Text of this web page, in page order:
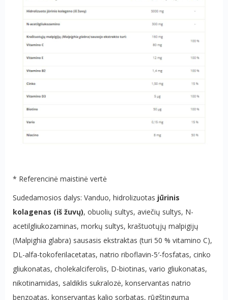
* Referencinė maistinė vertė
Sudedamosios dalys: Vanduo, hidrolizuotas jūrinis
kolagenas (iš žuvų), obuolių sultys, aviečių sultys, N-
acetilgliukozaminas, morkų sultys, kraštuotųjų malpigijų
(Malpighia glabra) sausasis ekstraktas (turi 50 % vitamino C),
DL-alfa-tokoferilacetatas, natrio riboflavin-5′-fosfatas, cinko
gliukonatas, cholekalciferolis, D-biotinas, vario gliukonatas,
nikotinamidas, saldiklis sukralozė, konservantas natrio
benzoatas, konservantas kalio sorbatas, rūgštingumą